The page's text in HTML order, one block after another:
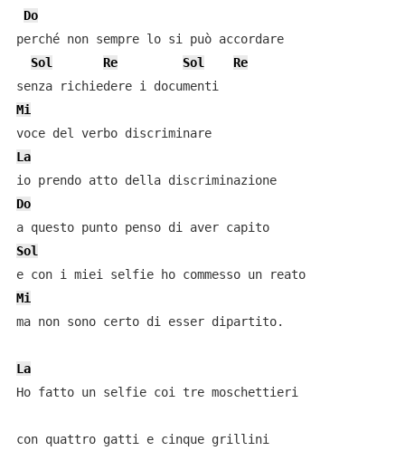
Do
perché non sempre lo si può accordare
Sol
Re Sol
Re
Mi
voce del verbo discriminare
La
io prendo atto della discriminazione
Do
a questo punto penso di aver capito
Sol
e con i miei selfie ho commesso un reato
Mi
ma non sono certo di esser dipartito.
La
Ho fatto un selfie coi tre moschettieri